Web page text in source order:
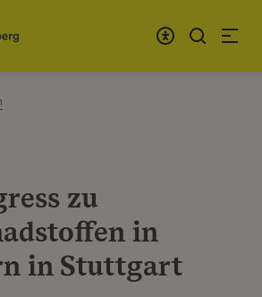
zu
in
in Stuttgart